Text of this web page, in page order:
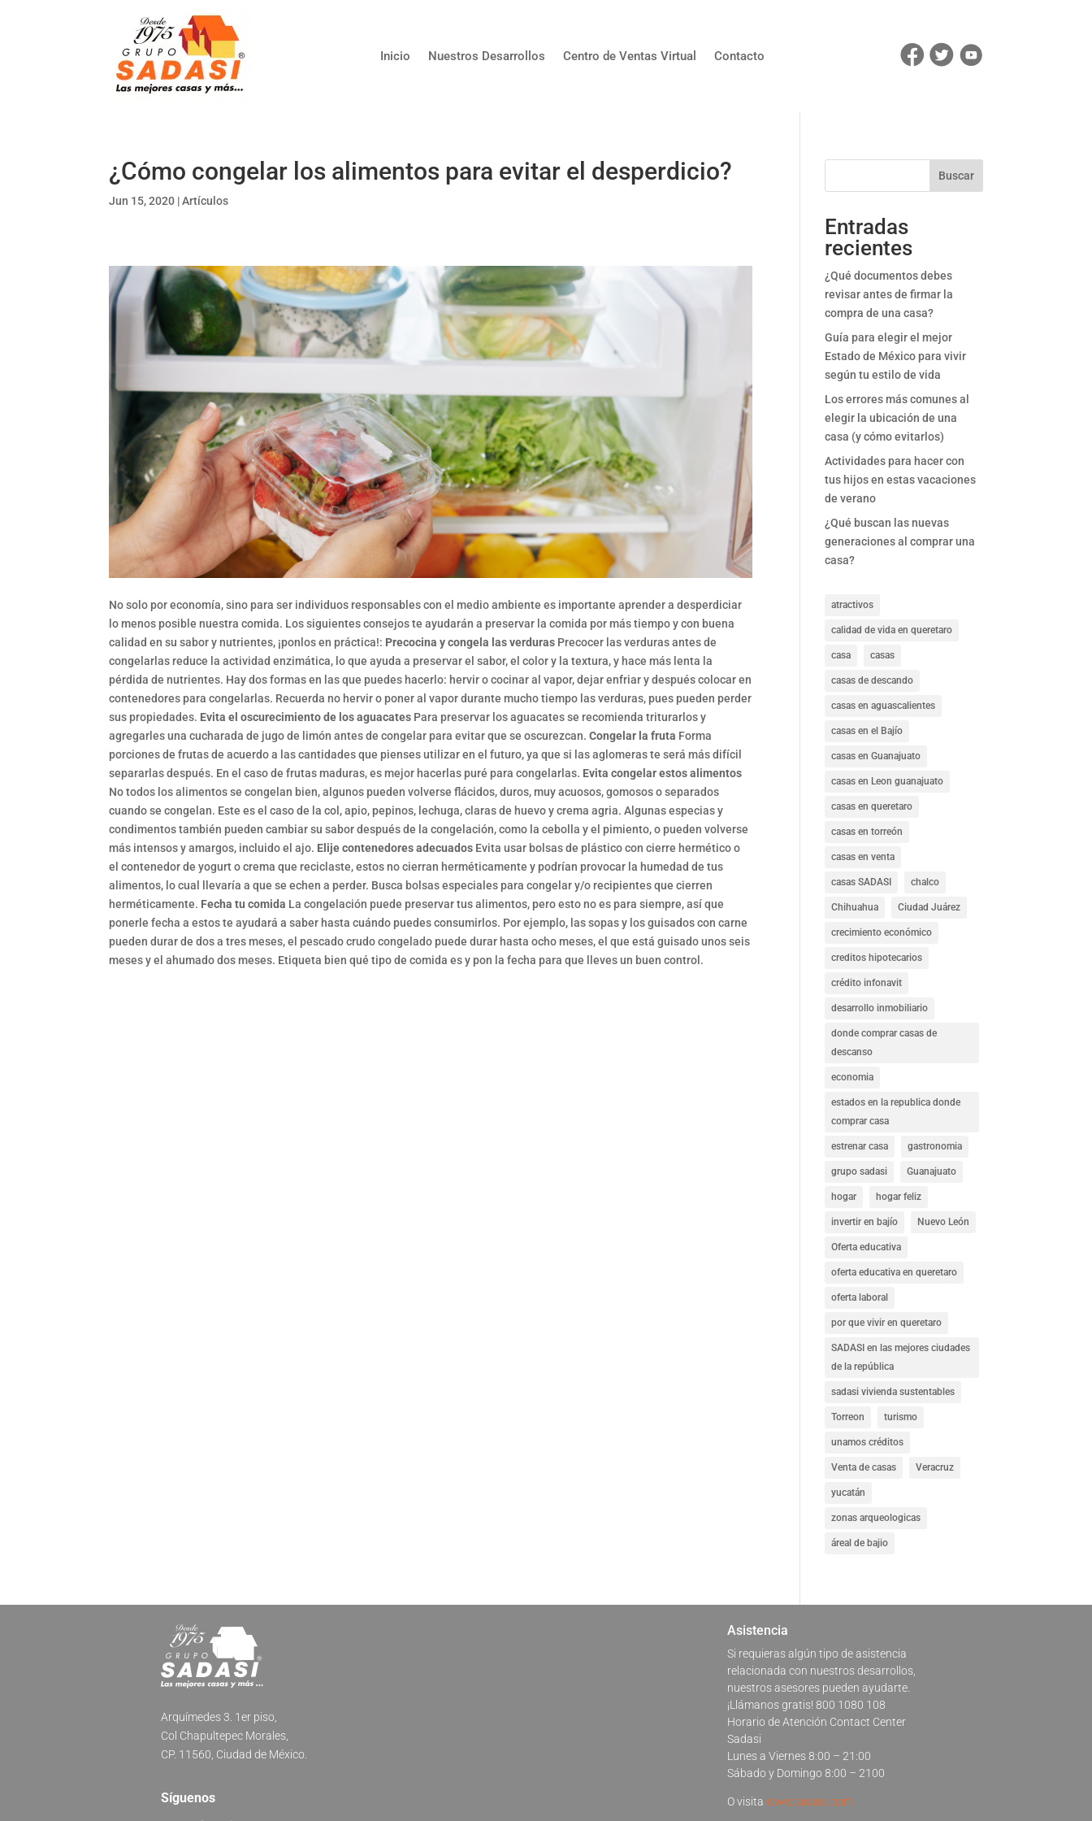
Inicio Nuestros Desarrollos Centro de Ventas Virtual Contacto
¿Cómo congelar los alimentos para evitar el desperdicio?
Jun 15, 2020 |Artículos
No solo por economía, sino para ser individuos responsables con el medio ambiente es importante aprender a desperdiciar
lo menos posible nuestra comida. Los siguientes consejos te ayudarán a preservar la comida por más tiempo y con buena
calidad en su sabor y nutrientes, ¡ponlos en práctica!: Precocina y congela las verduras Precocer las verduras antes de
congelarlas reduce la actividad enzimática, lo que ayuda a preservar el sabor, el color y la textura, y hace más lenta la
pérdida de nutrientes. Hay dos formas en las que puedes hacerlo: hervir o cocinar al vapor, dejar enfriar y después colocar en
contenedores para congelarlas. Recuerda no hervir o poner al vapor durante mucho tiempo las verduras, pues pueden perder
sus propiedades. Evita el oscurecimiento de los aguacates Para preservar los aguacates se recomienda triturarlos y
agregarles una cucharada de jugo de limón antes de congelar para evitar que se oscurezcan.Congelar la fruta Forma
porciones de frutas de acuerdo a las cantidades que pienses utilizar en el futuro, ya que si las aglomeras te será más difícil
separarlas después. En el caso de frutas maduras, es mejor hacerlas puré para congelarlas. Evita congelar estos alimentos
No todos los alimentos se congelan bien, algunos pueden volverse flácidos, duros, muy acuosos, gomosos o separados
cuando se congelan. Este es el caso de la col, apio, pepinos, lechuga, claras de huevo y crema agria. Algunas especias y
condimentos también pueden cambiar su sabor después de la congelación, como la cebolla y el pimiento, o pueden volverse
más intensos y amargos, incluido el ajo. Elije contenedores adecuados Evita usar bolsas de plástico con cierre hermético o
el contenedor de yogurt o crema que reciclaste, estos no cierran herméticamente y podrían provocar la humedad de tus
alimentos, lo cual llevaría a que se echen a perder. Busca bolsas especiales para congelar y/o recipientes que cierren
herméticamente. Fecha tu comida La congelación puede preservar tus alimentos, pero esto no es para siempre, así que
ponerle fecha a estos te ayudará a saber hasta cuándo puedes consumirlos. Por ejemplo, las sopas y los guisados con carne
pueden durar de dos a tres meses, el pescado crudo congelado puede durar hasta ocho meses, el que está guisado unos seis
meses y el ahumado dos meses. Etiqueta bien qué tipo de comida es y pon la fecha para que lleves un buen control.
Buscar
Entradas
recientes
¿Qué documentos debes
revisar antes de firmar la
compra de una casa?
Guía para elegir el mejor
Estado de México para vivir
según tu estilo de vida
Los errores más comunes al
elegir la ubicación de una
casa (y cómo evitarlos)
Actividades para hacer con
tus hijos en estas vacaciones
de verano
¿Qué buscan las nuevas
generaciones al comprar una
casa?
atractivos
calidad de vida en queretaro
casa casas
casas de descando
casas en aguascalientes
casas en el Bajío
casas en Guanajuato
casas en Leon guanajuato
casas en queretaro
casas en torreón
casas en venta
casas SADASI chalco
Chihuahua Ciudad Juárez
crecimiento económico
creditos hipotecarios
crédito infonavit
desarrollo inmobiliario
donde comprar casas de
descanso
economia
estados en la republica donde
comprar casa
estrenar casa gastronomia
grupo sadasi Guanajuato
hogar hogar feliz
invertir en bajío Nuevo León
Oferta educativa
oferta educativa en queretaro
oferta laboral
por que vivir en queretaro
SADASI en las mejores ciudades
de la república
sadasi vivienda sustentables
Torreon turismo
unamos créditos
Venta de casas Veracruz
yucatán
zonas arqueologicas
áreal de bajio
Arquímedes 3. 1er piso,
Col Chapultepec Morales,
CP. 11560, Ciudad de México.
Síguenos
Asistencia
Si requieras algún tipo de asistencia
relacionada con nuestros desarrollos,
nuestros asesores pueden ayudarte.
¡Llámanos gratis! 800 1080 108
Horario de Atención Contact Center
Sadasi
Lunes a Viernes 8:00 – 21:00
Sábado y Domingo 8:00 – 2100
O visita www.sadasi.com